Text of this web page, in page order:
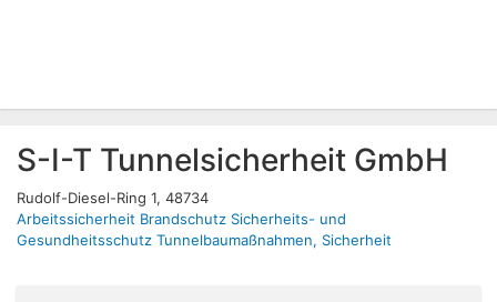
S-I-T Tunnelsicherheit GmbH
Rudolf-Diesel-Ring 1, 48734
Arbeitssicherheit Brandschutz Sicherheits- und
Gesundheitsschutz Tunnelbaumaßnahmen, Sicherheit